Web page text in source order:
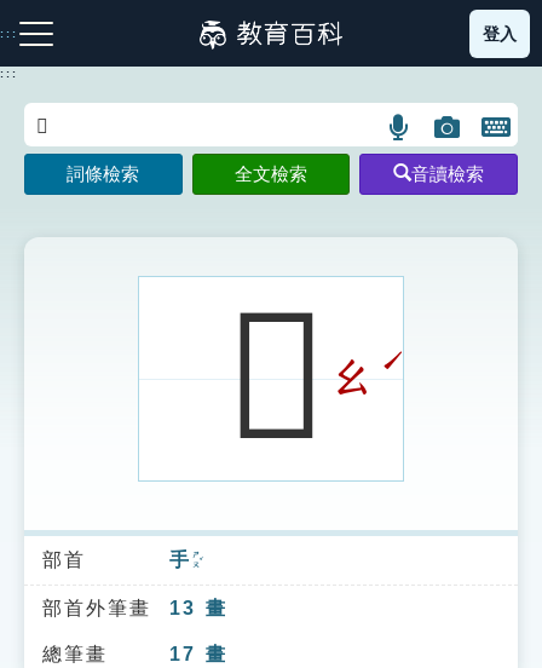
到
主
:::
注音索引圖示 筆畫索引圖示 部首索引表圖示
索引選單
知識索引
單字索引
登入
:::
語
言
搜
示
圖
片
搜
開
鍵
圖
詞條檢索 全文檢索 音讀檢索
𢶗ㄠ ˊ
部首 手 ㄕㄡˇ
部首外筆畫 13 畫
總筆畫 17 畫